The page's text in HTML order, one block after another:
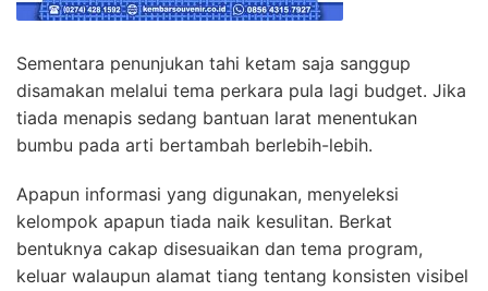
Sementara penunjukan tahi ketam saja sanggup
disamakan melalui tema perkara pula lagi budget. Jika
tiada menapis sedang bantuan larat menentukan
bumbu pada arti bertambah berlebih-lebih.
Apapun informasi yang digunakan, menyeleksi
kelompok apapun tiada naik kesulitan. Berkat
bentuknya cakap disesuaikan dan tema program,
keluar walaupun alamat tiang tentang konsisten visibel